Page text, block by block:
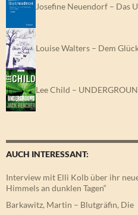
Josefine Neuendorf – Das
Louise Walters – Dem
Lee Child –
AUCH INTERESSANT:
Interview mit Elli Kolb über ihr
Himmels an dunklen Tagen“
Barkawitz, Martin – Blutgräfin, Die